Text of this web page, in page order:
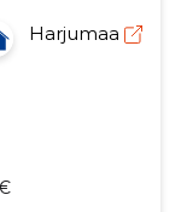
Harjumaa